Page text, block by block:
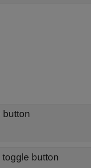
button
button